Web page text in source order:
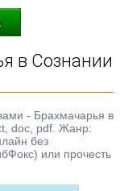
в Сознании
- Брахмачарья в
doc, pdf. Жанр:
без
или прочесть